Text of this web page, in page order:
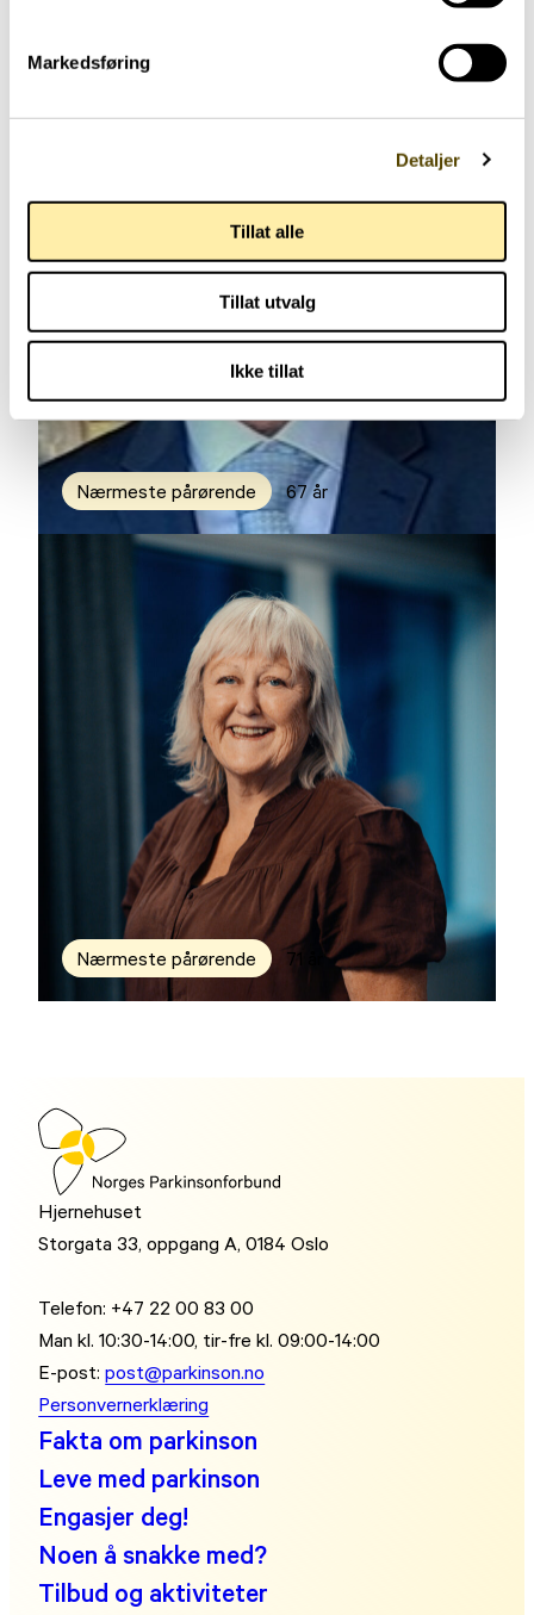
Markedsføring
Detaljer
Tillat alle
Tillat utvalg
Ikke tillat
Nærmeste pårørende 67 år
Nærmeste pårørende 71 år
Hjernehuset
Storgata 33, oppgang A, 0184 Oslo
Telefon: +47 22 00 83 00
Man kl. 10:30-14:00, tir-fre kl. 09:00-14:00
E-post:post@parkinson.no
Personvernerklæring
Fakta om parkinson
Leve med parkinson
Engasjer deg!
Noen å snakke med?
Tilbud og aktiviteter